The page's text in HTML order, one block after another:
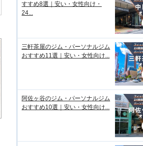
すすめ8選｜安い・女性向け・
24...
三軒茶屋のジム・パーソナルジム
おすすめ11選｜安い・女性向け...
阿佐ヶ谷のジム・パーソナルジム
おすすめ10選｜安い・女性向け...